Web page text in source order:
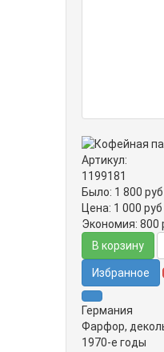
Артикул:
1199181
Было: 1 800 руб
Цена: 1 000 руб
Экономия: 800
В корзину
Избранное
Германия
Фарфор,
1970-е годы